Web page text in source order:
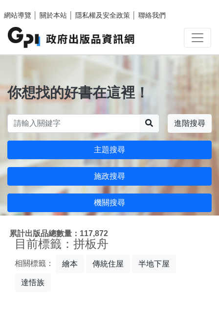
網站導覽
關於本站 隱私權及安全政策 聯絡我們
你想找的好書在這裡！
進階搜尋
主題搜尋
施政搜尋
機關搜尋
累計出版品總數量：117,872
目前標籤：拼板舟
相關標籤： 繪本 傳統住屋 半地下屋
達悟族